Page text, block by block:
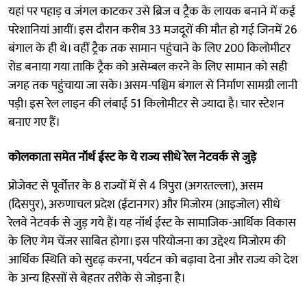
यहां पर पहाड़ व जंगल काटकर उसे ब्रिज व ट्रैक के लायक बनाने में कई
परेशानियां आयीं। इस दौरान करीब 33 मजदूरों की मौत हो गई जिनमें 26
बंगाल के ही थे। वहीं ट्रैक तक सामान पहुंचाने के लिए 200 किलोमीटर
रोड बनाया गया ताकि ट्रैक को असेम्बल करने के लिए सामान को सही
जगह तक पहुंचाया जा सके। असम-पश्चिम बंगाल से निर्माण सामग्री लानी
पड़ी। इस रेल लाइन की लंबाई 51 किलोमीटर से ज्यादा है। चार स्टेशन
बनाए गए हैं।
कोलकाता समेत नॉर्थ ईस्ट के ये राज्य सीधे रेल नेटवर्क से जुड़े
प्रोजेक्ट से पूर्वोत्तर के 8 राज्यों में से 4 त्रिपुरा (अगरतल्ला), असम
(दिसपुर), अरुणाचल प्रदेश (ईटानगर) और मिजोरम (आइजोल) सीधे
रेलवे नेटवर्क से जुड़ गये हैं। यह नॉर्थ ईस्ट के सामाजिक-आर्थिक विकास
के लिए गेम चेंजर साबित होगा। इस परियोजना का उद्देश्य मिजोरम की
आर्थिक स्थिति को सुदृढ़ करना, पर्यटन को बढ़ावा देना और राज्य को देश
के अन्य हिस्सों से बेहतर तरीके से जोड़ना है।